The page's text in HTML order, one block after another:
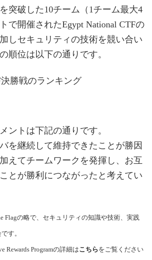
突破した10チーム（1チーム最大4
で開催されたEgypt National CTFの
しセキュリティの技術を競い合い
順位は以下の通りです。
勝戦のランキング
ントは下記の通りです。
を継続して維持できたことが勝因
えてチームワークを発揮し、お互
とが勝利につながったと考えてい
の略で、セキュリティの知識や技術、実践
す。
Programの詳細はこちらをご覧ください